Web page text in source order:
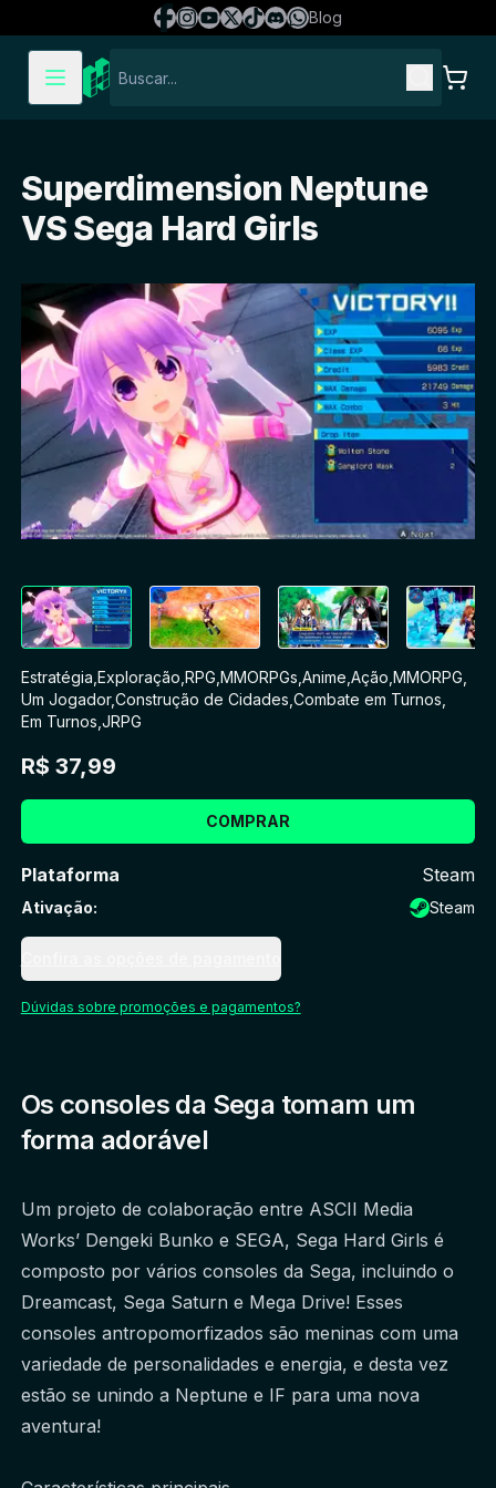
Blog
Superdimension Neptune
VS Sega Hard Girls
Estratégia Exploração RPG MMORPGs Anime Ação MMORPG
Um Jogador,Construção de Cidades Combate em Turnos
Em Turnos JRPG
R$ 37,99
COMPRAR
Plataforma Steam
Ativação: Steam
Dúvidas sobre promoções e pagamentos?
Os consoles da Sega tomam um
forma adorável
Um projeto de colaboração entre ASCII Media
Works’ Dengeki Bunko e SEGA, Sega Hard Girls é
composto por vários consoles da Sega, incluindo o
Dreamcast, Sega Saturn e Mega Drive! Esses
consoles antropomorfizados são meninas com uma
variedade de personalidades e energia, e desta vez
estão se unindo a Neptune e IF para uma nova
aventura!